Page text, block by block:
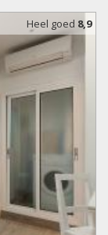
Heel goed 8,9